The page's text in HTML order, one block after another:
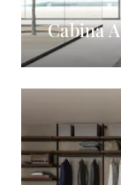
Cabina